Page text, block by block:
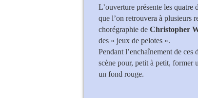
L’ouverture présente les quatre
que l’on retrouvera à plusieurs
chorégraphie de Christopher
des « jeux de pelotes ».
Pendant l’enchaînement de ces
scène pour, petit à petit, former
un fond rouge.